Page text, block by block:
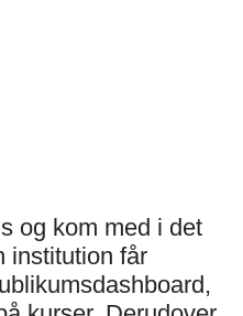
og kom med i det
institution får